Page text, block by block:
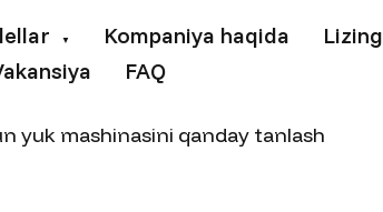
▼ Kompaniya haqida Lizing
FAQ
yuk mashinasini qanday tanlash